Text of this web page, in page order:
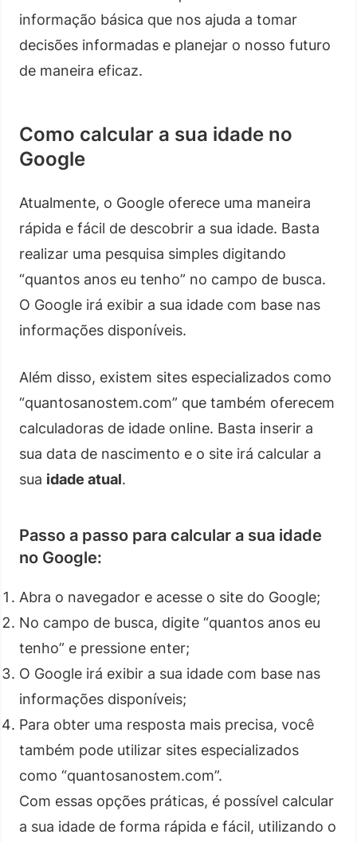
informação básica que nos ajuda a tomar
decisões informadas e planejar o nosso futuro
de maneira eficaz.
Como calcular a sua idade no
Google
Atualmente, o Google oferece uma maneira
rápida e fácil de descobrir a sua idade. Basta
realizar uma pesquisa simples digitando
“quantos anos eu tenho” no campo de busca.
O Google irá exibir a sua idade com base nas
informações disponíveis.
Além disso, existem sites especializados como
“quantosanostem.com” que também oferecem
calculadoras de idade online. Basta inserir a
sua data de nascimento e o site irá calcular a
sua idade atual.
Passo a passo para calcular a sua idade
no Google:
Abra o navegador e acesse o site do Google;
No campo de busca, digite “quantos anos eu
tenho” e pressione enter;
O Google irá exibir a sua idade com base nas
informações disponíveis;
Para obter uma resposta mais precisa, você
também pode utilizar sites especializados
como “quantosanostem.com”.
Com essas opções práticas, é possível calcular
a sua idade de forma rápida e fácil, utilizando o